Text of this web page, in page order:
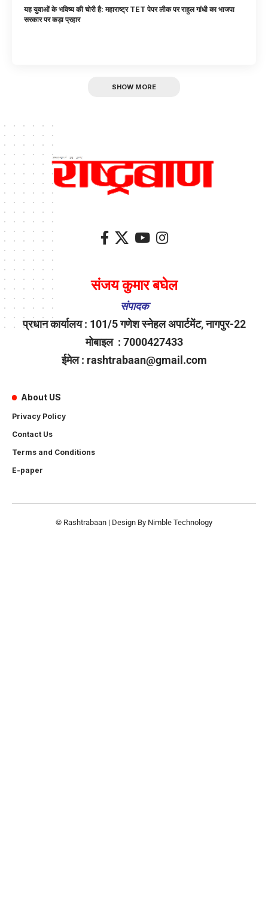
यह युवाओं के भविष्य की चोरी है: महाराष्ट्र TET पेपर लीक पर राहुल गांधी का भाजपा
सरकार पर कड़ा प्रहार
SHOW MORE
संजय कुमार बघेल
संपादक
प्रधान कार्यालय : 101/5 गणेश स्नेहल अपार्टमेंट, नागपुर-22
मोबाइल : 7000427433
ईमेल : rashtrabaan@gmail.com
About US
Privacy Policy
Contact Us
Terms and Conditions
E-paper
© Rashtrabaan | Design By Nimble Technology